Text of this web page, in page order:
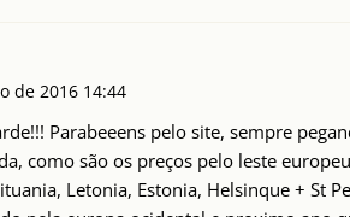
de 2016 14:44
Parabeeens pelo site, sempre
como são os preços pelo leste
Letonia, Estonia, Helsinque + St